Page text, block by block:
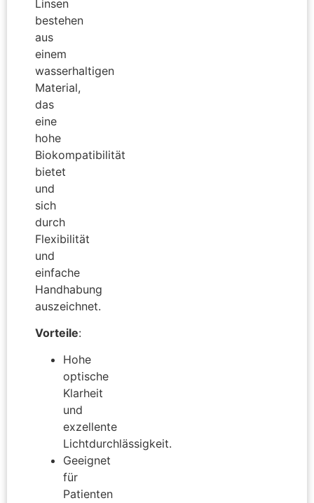
Linsen
bestehen
aus
einem
wasserhaltigen
Material,
das
eine
hohe
Biokompatibilität
bietet
und
sich
durch
Flexibilität
und
einfache
Handhabung
auszeichnet.
Vorteile:
Hohe
optische
Klarheit
und
exzellente
Lichtdurchlässigkeit.
Geeignet
für
Patienten